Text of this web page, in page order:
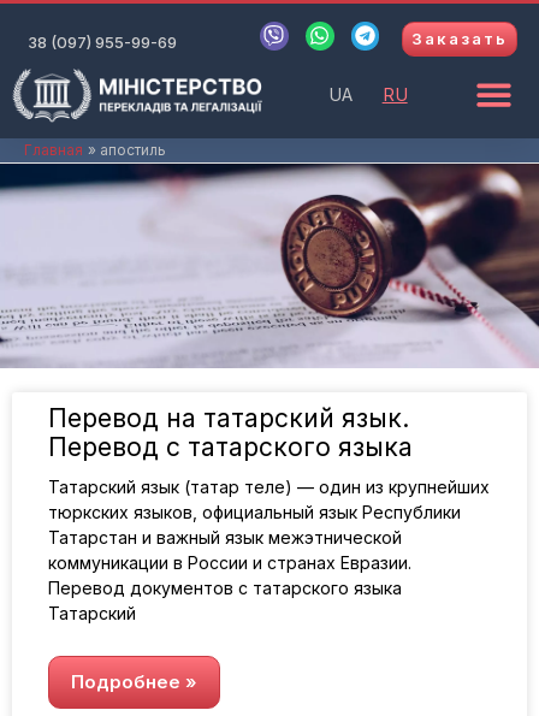
содержимому
38 (097) 955-99-69
V
i
W
h
a
p
T
e
r
m
Заказать
UA RU
Главная апостиль
Перевод на татарский язык.
Перевод с татарского языка
Татарский язык (татар теле) — один из крупнейших
тюркских языков, официальный язык Республики
Татарстан и важный язык межэтнической
коммуникации в России и странах Евразии.
Перевод документов с татарского языка
Татарский
Подробнее »